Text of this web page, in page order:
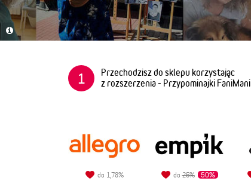
1
Przechodzisz do sklepu korzystając
z rozszerzenia - Przypominajki FaniMani
do 1,78% do25% 50%